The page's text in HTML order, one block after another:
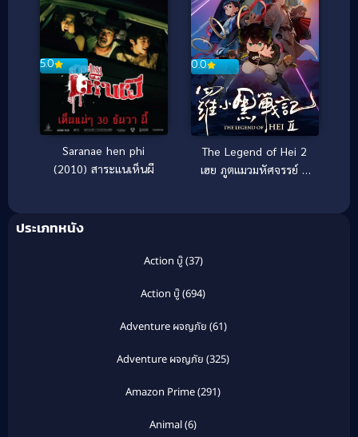
5.0
Saranae hen phi
(2010) สาระแนเห็นผี
0.0
The Legend of Hei 2
เฮย ภูตแมวมหัศจรรย์ 2
ประเภทหนัง
Action บู๊(37)
Action บู๊(694)
Adventure ผจญภัย (61)
Adventure ผจญภัย (325)
Amazon Prime(291)
Animal(6)